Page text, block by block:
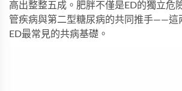
高出整整五成。肥胖不僅是ED的獨立危
管疾病與第二型糖尿病的共同推手——這
ED最常見的共病基礎。